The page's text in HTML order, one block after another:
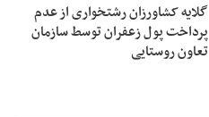
گلایه کشاورزان رشتخواری از عدم
پرداخت پول زعفران توسط سازمان
تعاون روستایی